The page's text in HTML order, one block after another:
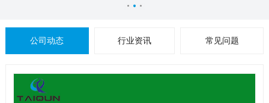
公司动态 行业资讯 常见问题